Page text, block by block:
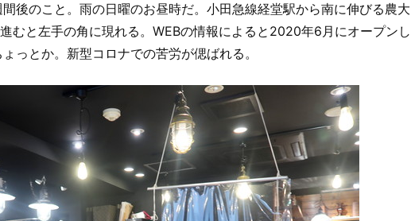
後のこと。雨の日曜のお昼時だ。小田急線経堂駅から南に伸びる農大
むと左手の角に現れる。WEBの情報によると2020年6月にオープンし
っとか。新型コロナでの苦労が偲ばれる。